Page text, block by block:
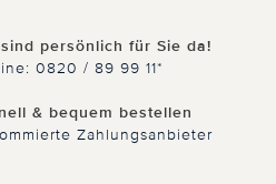
persönlich für Sie da!
0820 / 89 99 11*
& bequem bestellen
Zahlungsanbieter